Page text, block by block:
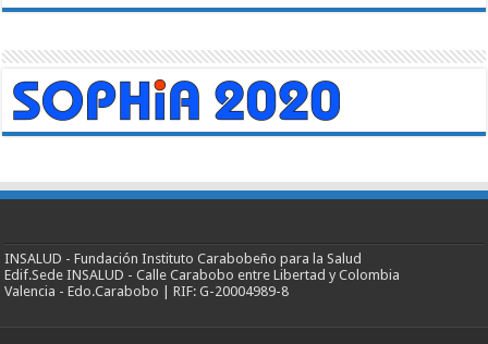
INSALUD - Fundación Instituto Carabobeño para la Salud
Edif.Sede INSALUD - Calle Carabobo entre Libertad y Colombia
Valencia - Edo.Carabobo | RIF: G-20004989-8